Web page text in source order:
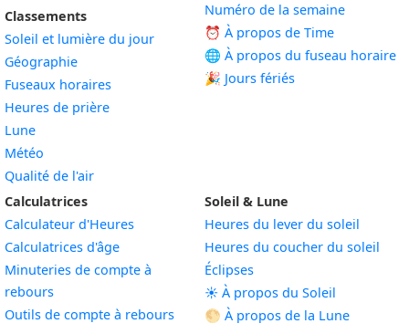
Classements
Soleil et lumière du jour
Géographie
Fuseaux horaires
Heures de prière
Lune
Météo
Qualité de l'air
Numéro de la semaine
⏰ À propos de Time
🌐 À propos du fuseau horaire
🎉 Jours fériés
Calculatrices
Calculateur d'Heures
Calculatrices d'âge
Minuteries de compte à
rebours
Outils de compte à rebours
Soleil & Lune
Heures du lever du soleil
Heures du coucher du soleil
Éclipses
☀️ À propos du Soleil
🌕 À propos de la Lune